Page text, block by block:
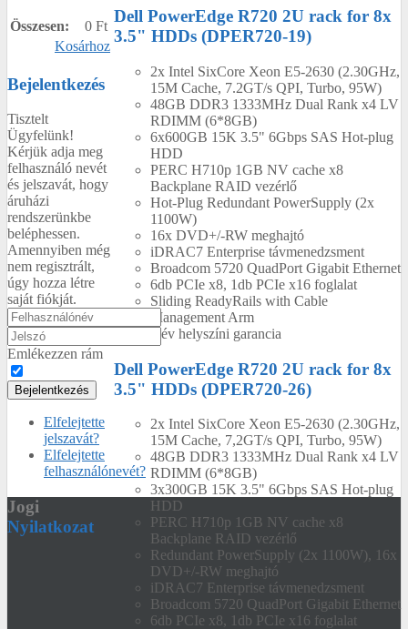
Dell PowerEdge R720 2U rack for 8x
3.5" HDDs (DPER720-19)
2x Intel SixCore Xeon E5-2630 (2.30GHz,
15M Cache, 7.2GT/s QPI, Turbo, 95W)
48GB DDR3 1333MHz Dual Rank x4 LV
RDIMM (6*8GB)
6x600GB 15K 3.5" 6Gbps SAS Hot-plug
HDD
PERC H710p 1GB NV cache x8
Backplane RAID vezérlő
Hot-Plug Redundant PowerSupply (2x
1100W)
16x DVD+/-RW meghajtó
iDRAC7 Enterprise távmenedzsment
Broadcom 5720 QuadPort Gigabit Ethernet
6db PCIe x8, 1db PCIe x16 foglalat
Sliding ReadyRails with Cable
Management Arm
4 év helyszíni garancia
Dell PowerEdge R720 2U rack for 8x
3.5" HDDs (DPER720-26)
2x Intel SixCore Xeon E5-2630 (2.30GHz,
15M Cache, 7,2GT/s QPI, Turbo, 95W)
48GB DDR3 1333MHz Dual Rank x4 LV
RDIMM (6*8GB)
3x300GB 15K 3.5" 6Gbps SAS Hot-plug
HDD
PERC H710p 1GB NV cache x8
Backplane RAID vezérlő
Redundant PowerSupply (2x 1100W), 16x
DVD+/-RW meghajtó
iDRAC7 Enterprise távmenedzsment
Broadcom 5720 QuadPort Gigabit Ethernet
6db PCIe x8, 1db PCIe x16 foglalat
Összesen:
0 Ft
Kosárhoz
Bejelentkezés
Tisztelt
Ügyfelünk!
Kérjük adja meg
felhasználó nevét
és jelszavát, hogy
áruházi
rendszerünkbe
beléphessen.
Amennyiben még
nem regisztrált,
úgy hozza létre
saját fiókját.
Emlékezzen rám
Bejelentkezés
Elfelejtette
jelszavát?
Elfelejtette
felhasználónevét?
Jogi
Nyilatkozat